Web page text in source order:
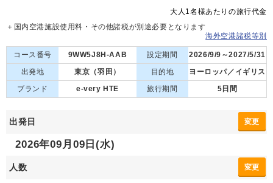
大人1名様あたりの旅行代金
＋国内空港施設使用料・その他諸税が別途必要となります
海外空港諸税等別
コース番号 9WW5J8H-AAB 設定期間
2026/9/9～2027/5/31
出発地
東京（羽田） 目的地
ヨーロッパ／イギリス
ブランド
e-very HTE 旅行期間 5日間
出発日 変更
2026年09月09日(水)
人数 変更